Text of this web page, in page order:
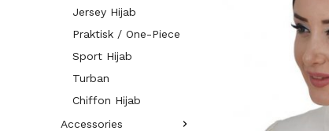
Jersey Hijab
Praktisk / One-Piece
Sport Hijab
Turban
Chiffon Hijab
Accessories